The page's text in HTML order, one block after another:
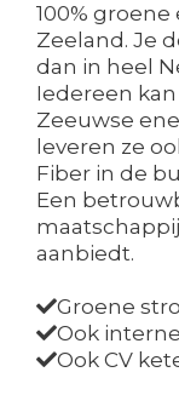
100%
Zeeland. Je
dan in heel
Iedereen
Zeeuwse
leveren ze
Fiber in de
Een
aanbiedt.
Groene
Ook
Ook CV